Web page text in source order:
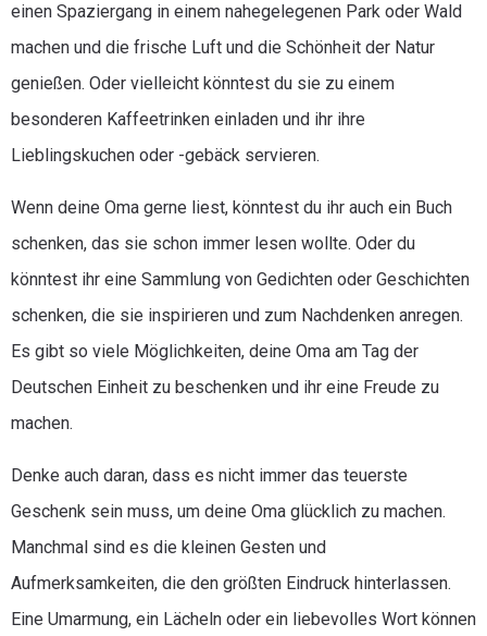
einen Spaziergang in einem nahegelegenen Park oder Wald
machen und die frische Luft und die Schönheit der Natur
genießen. Oder vielleicht könntest du sie zu einem
besonderen Kaffeetrinken einladen und ihr ihre
Lieblingskuchen oder -gebäck servieren.
Wenn deine Oma gerne liest, könntest du ihr auch ein Buch
schenken, das sie schon immer lesen wollte. Oder du
könntest ihr eine Sammlung von Gedichten oder Geschichten
schenken, die sie inspirieren und zum Nachdenken anregen.
Es gibt so viele Möglichkeiten, deine Oma am Tag der
Deutschen Einheit zu beschenken und ihr eine Freude zu
machen.
Denke auch daran, dass es nicht immer das teuerste
Geschenk sein muss, um deine Oma glücklich zu machen.
Manchmal sind es die kleinen Gesten und
Aufmerksamkeiten, die den größten Eindruck hinterlassen.
Eine Umarmung, ein Lächeln oder ein liebevolles Wort können